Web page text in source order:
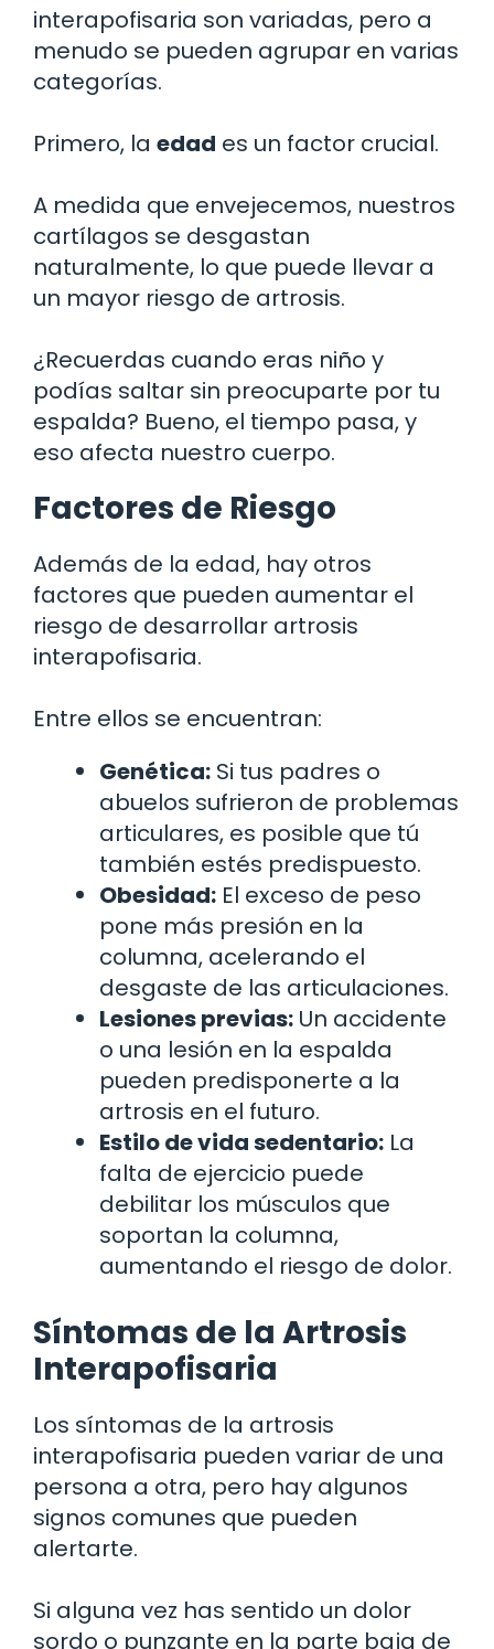
interapofisaria son variadas, pero a
menudo se pueden agrupar en varias
categorías.
Primero, la edad es un factor crucial.
A medida que envejecemos, nuestros
cartílagos se desgastan
naturalmente, lo que puede llevar a
un mayor riesgo de artrosis.
¿Recuerdas cuando eras niño y
podías saltar sin preocuparte por tu
espalda? Bueno, el tiempo pasa, y
eso afecta nuestro cuerpo.
Factores de Riesgo
Además de la edad, hay otros
factores que pueden aumentar el
riesgo de desarrollar artrosis
interapofisaria.
Entre ellos se encuentran:
Genética: Si tus padres o
abuelos sufrieron de problemas
articulares, es posible que tú
también estés predispuesto.
Obesidad: El exceso de peso
pone más presión en la
columna, acelerando el
desgaste de las articulaciones.
Lesiones previas: Un accidente
o una lesión en la espalda
pueden predisponerte a la
artrosis en el futuro.
Estilo de vida sedentario: La
falta de ejercicio puede
debilitar los músculos que
soportan la columna,
aumentando el riesgo de dolor.
Síntomas de la Artrosis
Interapofisaria
Los síntomas de la artrosis
interapofisaria pueden variar de una
persona a otra, pero hay algunos
signos comunes que pueden
alertarte.
Si alguna vez has sentido un dolor
sordo o punzante en la parte baja de